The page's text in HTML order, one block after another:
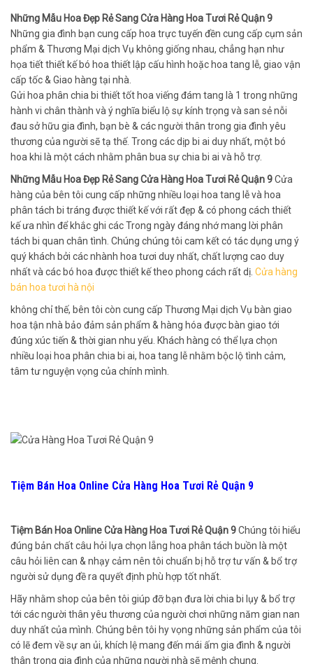
Những Mẫu Hoa Đẹp Rẻ Sang Cửa Hàng Hoa Tươi Rẻ Quận 9
Những gia đình bạn cung cấp hoa trực tuyến đền cung cấp cụm sản
phẩm & Thương Mại dịch Vụ không giống nhau, chẳng hạn như
họa tiết thiết kế bó hoa thiết lập cấu hình hoặc hoa tang lễ, giao vận
cấp tốc & Giao hàng tại nhà.
Gửi hoa phân chia bi thiết tốt hoa viếng đám tang là 1 trong những
hành vi chân thành và ý nghĩa biểu lộ sự kính trọng và san sẻ nỗi
đau sở hữu gia đình, bạn bè & các người thân trong gia đình yêu
thương của người sẽ tạ thế. Trong các dịp bi ai duy nhất, một bó
hoa khi là một cách nhằm phân bua sự chia bi ai và hỗ trợ.
Những Mẫu Hoa Đẹp Rẻ Sang Cửa Hàng Hoa Tươi Rẻ Quận 9Cửa
hàng của bên tôi cung cấp những nhiều loại hoa tang lễ và hoa
phân tách bi tráng được thiết kế với rất đẹp & có phong cách thiết
kế ưa nhìn để khắc ghi các Trong ngày đáng nhớ mang lời phân
tách bi quan chân tình. Chúng chúng tôi cam kết có tác dụng ưng ý
quý khách bởi các nhành hoa tươi duy nhất, chất lượng cao duy
nhất và các bó hoa được thiết kế theo phong cách rất dị. Cửa hàng
bán hoa tươi hà nội
không chỉ thế, bên tôi còn cung cấp Thương Mại dịch Vụ bàn giao
hoa tận nhà bảo đảm sản phẩm & hàng hóa được bàn giao tới
đúng xúc tiến & thời gian nhu yếu. Khách hàng có thể lựa chọn
nhiều loại hoa phân chia bi ai, hoa tang lễ nhằm bộc lộ tình cảm,
tâm tư nguyện vọng của chính mình.
Tiệm Bán Hoa Online Cửa Hàng Hoa Tươi Rẻ Quận 9
Tiệm Bán Hoa Online Cửa Hàng Hoa Tươi Rẻ Quận 9Chúng tôi hiểu
đúng bản chất câu hỏi lựa chọn lẵng hoa phân tách buồn là một
câu hỏi liên can & nhạy cảm nên tôi chuẩn bị hỗ trợ tư vấn & bổ trợ
người sử dụng đề ra quyết định phù hợp tốt nhất.
Hãy nhằm shop của bên tôi giúp đỡ bạn đưa lời chia bi lụy & bổ trợ
tới các người thân yêu thương của người chơi những năm gian nan
duy nhất của mình. Chúng bên tôi hy vọng những sản phẩm của tôi
có lẽ đem về sự an ủi, khích lệ mang đến mái ấm gia đình & người
thân trong gia đình của những người nhà sẽ mệnh chung.